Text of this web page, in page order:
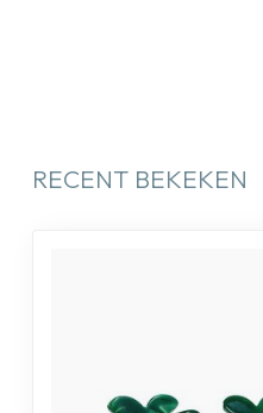
RECENT BEKEKEN